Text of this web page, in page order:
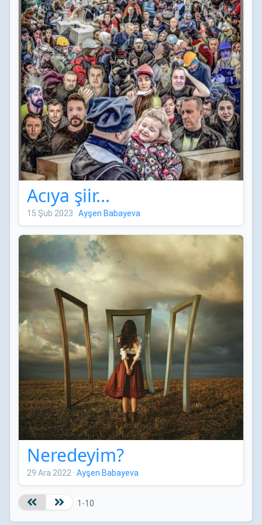
Acıya şiir...
15 Şub 2023 · Ayşen Babayeva
Neredeyim?
29 Ara 2022· Ayşen Babayeva
1-10